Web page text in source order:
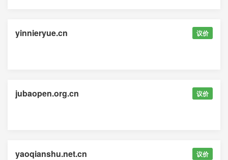
yinnieryue.cn 议价
jubaopen.org.cn 议价
yaoqianshu.net.cn 议价